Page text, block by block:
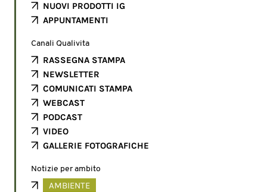
NUOVI PRODOTTI IG
APPUNTAMENTI
Canali Qualivita
RASSEGNA STAMPA
NEWSLETTER
COMUNICATI STAMPA
WEBCAST
PODCAST
VIDEO
GALLERIE FOTOGRAFICHE
Notizie per ambito
AMBIENTE